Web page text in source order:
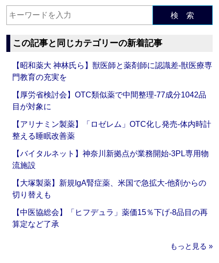
検 索
この記事と同じカテゴリーの新着記事
【昭和薬大 神林氏ら】獣医師と薬剤師に認識差‐獣医療専
門教育の充実を
【厚労省検討会】OTC類似薬で中間整理‐77成分1042品
目が対象に
【アリナミン製薬】「ロゼレム」OTC化し発売‐体内時計
整える睡眠改善薬
【バイタルネット】神奈川新拠点が業務開始‐3PL専用物
流施設
【大塚製薬】新規IgA腎症薬、米国で急拡大‐他剤からの
切り替えも
【中医協総会】「ヒフデュラ」薬価15％下げ‐8品目の再
算定など了承
もっと見る »